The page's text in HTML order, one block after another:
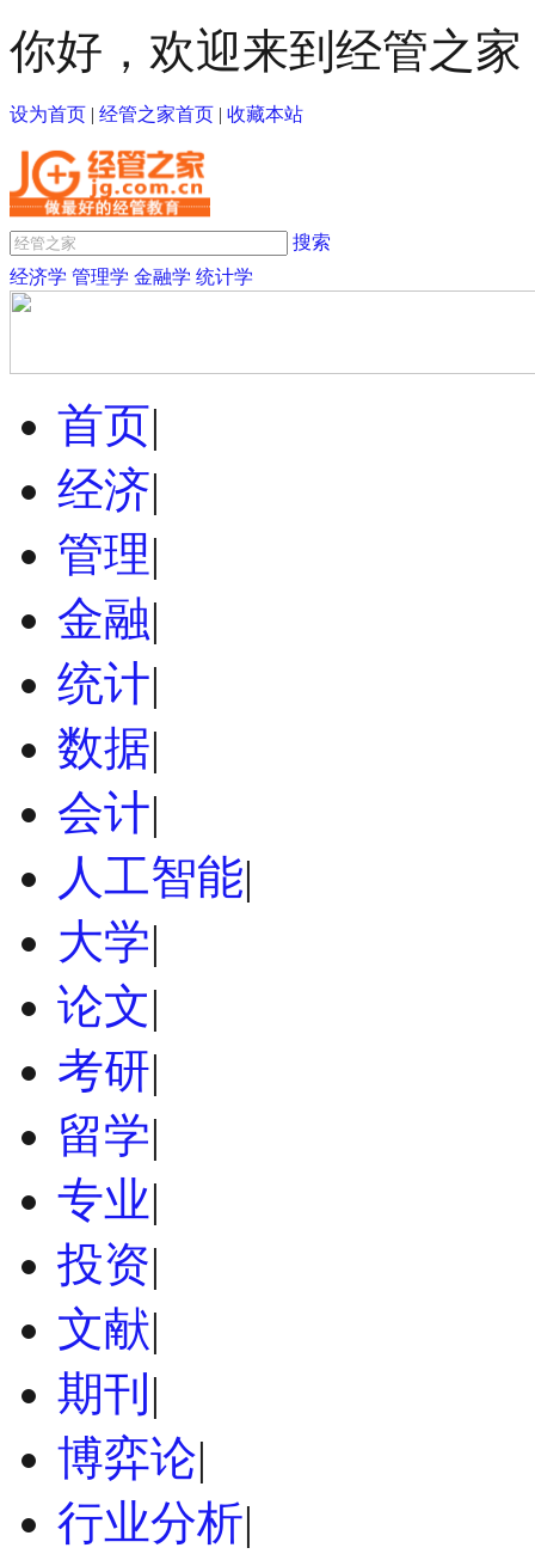
你好，欢迎来到经管之家
设为首页 | 经管之家首页 | 收藏本站
搜索
经济学 管理学 金融学 统计学
首页|
经济|
管理|
金融|
统计|
数据|
会计|
人工智能|
大学|
论文|
考研|
留学|
专业|
投资|
文献|
期刊 |
博弈论|
行业分析|